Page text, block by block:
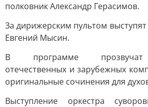
полковник Александр Герасимов.
За дирижерским пультом
Евгений Мысин.
В программе прозвучат
отечественных и зарубежных
оригинальные сочинения для
Выступление оркестра